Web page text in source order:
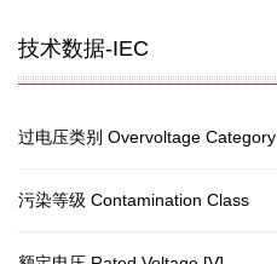
技术数据-IEC
过电压类别 Overvoltage Category
污染等级 Contamination Class